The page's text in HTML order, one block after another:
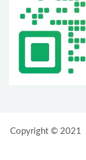
Copyright © 2021